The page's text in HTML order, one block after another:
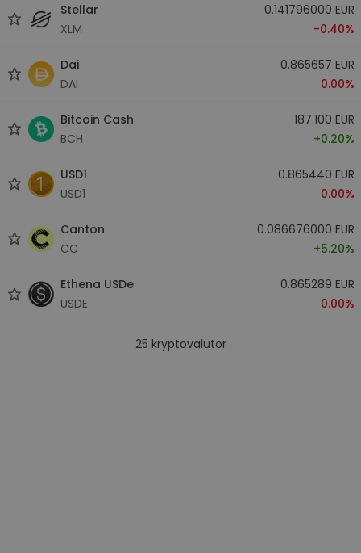
Stellar
XLM
0.141796000 EUR
-0.40%
Dai
DAI
0.865657 EUR
0.00%
Bitcoin Cash
BCH
187.100 EUR
+0.20%
USD1
USD1
0.865440 EUR
0.00%
Canton
CC
0.086676000 EUR
+5.20%
Ethena USDe
USDE
0.865289 EUR
0.00%
25 kryptovalutor